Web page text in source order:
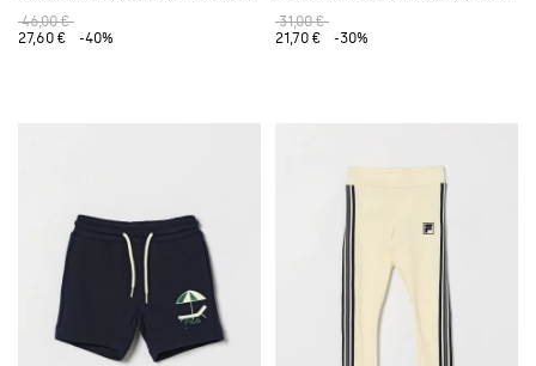
46,00 €
27,60 €
-40%
31,00 €
21,70 €
-30%